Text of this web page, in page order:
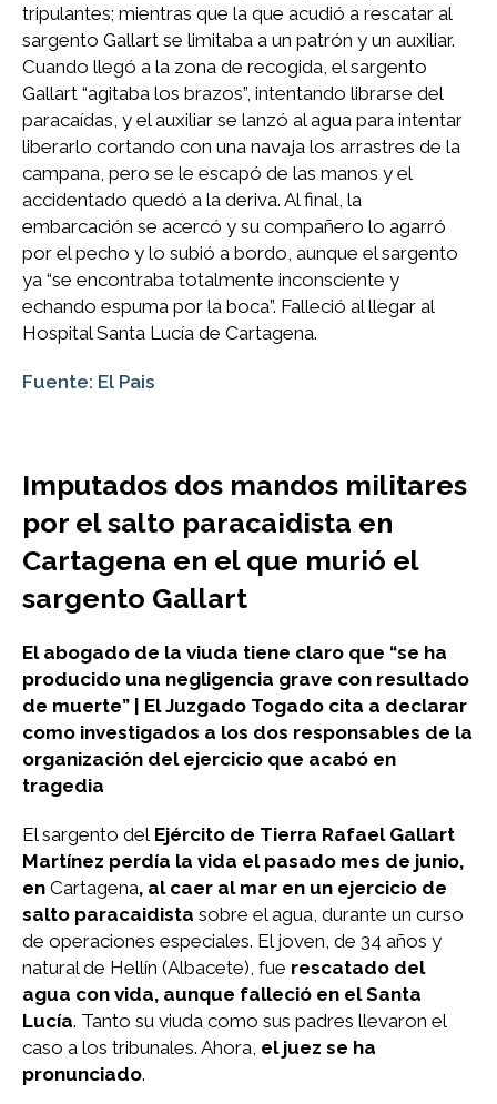
tripulantes; mientras que la que acudió a rescatar al
sargento Gallart se limitaba a un patrón y un auxiliar.
Cuando llegó a la zona de recogida, el sargento
Gallart “agitaba los brazos”, intentando librarse del
paracaídas, y el auxiliar se lanzó al agua para intentar
liberarlo cortando con una navaja los arrastres de la
campana, pero se le escapó de las manos y el
accidentado quedó a la deriva. Al final, la
embarcación se acercó y su compañero lo agarró
por el pecho y lo subió a bordo, aunque el sargento
ya “se encontraba totalmente inconsciente y
echando espuma por la boca”. Falleció al llegar al
Hospital Santa Lucía de Cartagena.
Fuente: El Pais
Imputados dos mandos militares
por el salto paracaidista en
Cartagena en el que murió el
sargento Gallart
El abogado de la viuda tiene claro que “se ha
producido una negligencia grave con resultado
de muerte” | El Juzgado Togado cita a declarar
como investigados a los dos responsables de la
organización del ejercicio que acabó en
tragedia
El sargento del Ejército de Tierra Rafael Gallart
Martínez perdía la vida el pasado mes de junio,
en Cartagena, al caer al mar en un ejercicio de
salto paracaidista sobre el agua, durante un curso
de operaciones especiales. El joven, de 34 años y
natural de Hellín (Albacete), fue rescatado del
agua con vida, aunque falleció en el Santa
Lucía. Tanto su viuda como sus padres llevaron el
caso a los tribunales. Ahora, el juez se ha
pronunciado.